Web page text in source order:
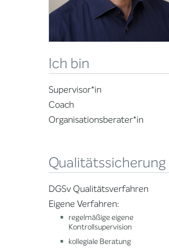
Ich bin
Supervisor*in
Coach
Organisationsberater*in
Qualitätssicherung
DGSv Qualitätsverfahren
Eigene Verfahren:
regelmäßige eigene
Kontrollsupervision
kollegiale Beratung